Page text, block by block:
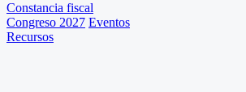
Constancia fiscal
Congreso 2027 Eventos
Recursos